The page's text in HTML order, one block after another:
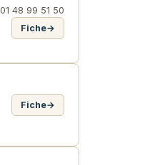
01 48 99 51 50
Fiche→
Fiche→